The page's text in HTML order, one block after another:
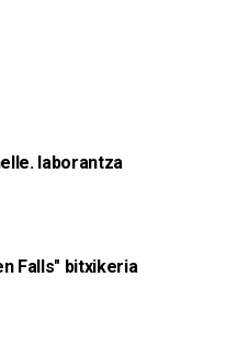
laborantza
Falls" bitxikeria